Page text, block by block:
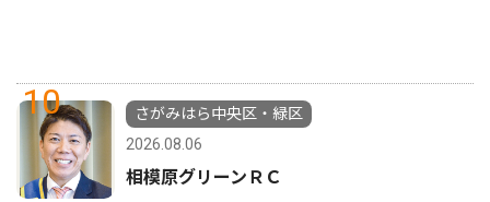
10
さがみはら中央区・緑区
2026.08.06
相模原グリーンＲＣ